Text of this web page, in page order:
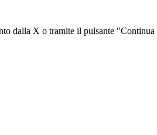
dalla X o tramite il pulsante